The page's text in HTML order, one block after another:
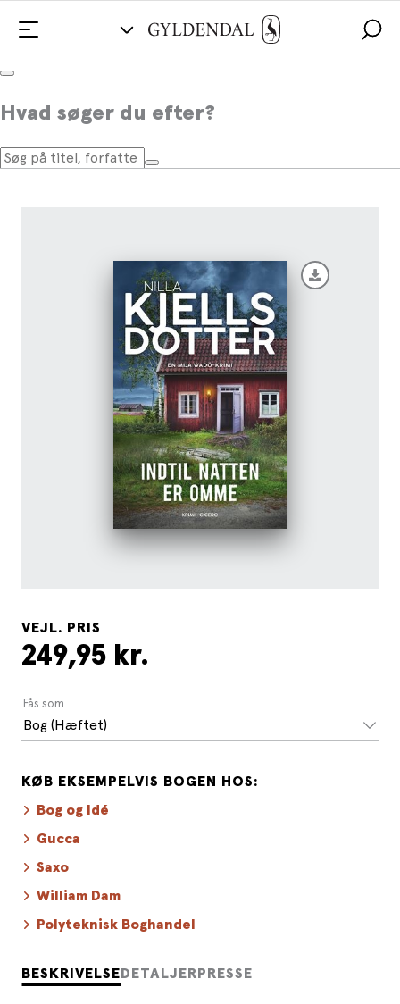
Hvad søger du efter?
Indtil natten er omme
BESKRIVELSE DETALJER PRESSE
VEJL. PRIS
249,95 kr.
Fås som
Bog (Hæftet)
KØB EKSEMPELVIS BOGEN HOS:
Bog og Idé
Gucca
Saxo
William Dam
Polyteknisk Boghandel